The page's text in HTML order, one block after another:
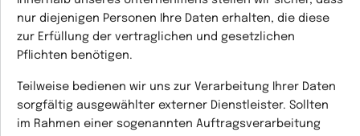
nur diejenigen Personen Ihre Daten erhalten, die diese
zur Erfüllung der vertraglichen und gesetzlichen
Pflichten benötigen.
Teilweise bedienen wir uns zur Verarbeitung Ihrer Daten
sorgfältig ausgewählter externer Dienstleister. Sollten
im Rahmen einer sogenannten Auftragsverarbeitung